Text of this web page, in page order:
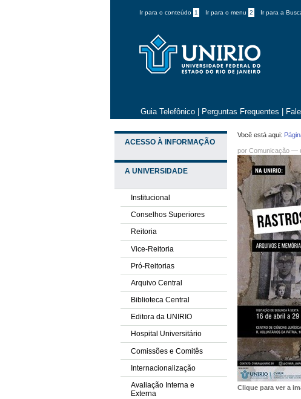
Ir para o conteúdo 1 Ir para o menu 2 Ir para a
Guia Telefônico Perguntas Frequentes
ACESSO À INFORMAÇÃO
A UNIVERSIDADE
Institucional
Conselhos Superiores
Reitoria
Vice-Reitoria
Pró-Reitorias
Arquivo Central
Biblioteca Central
Editora da UNIRIO
Hospital Universitário
Comissões e Comitês
Internacionalização
Avaliação Interna e
Externa
Você está aqui:
porComunicação —
Clique para ver a